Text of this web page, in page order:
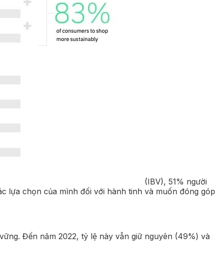
(IBV), 51% người
lựa chọn của mình đối với hành tinh và muốn đóng góp
Đến năm 2022, tỷ lệ này vẫn giữ nguyên (49%) và